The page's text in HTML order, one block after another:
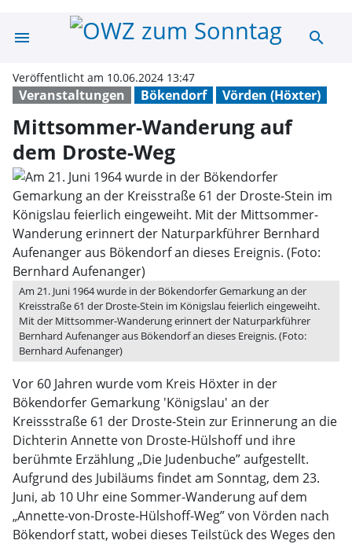
menu Mittsommer-
search
Veranstaltungen Bökendorf Vörden (Höxter)
Veröffentlicht am 10.06.2024 13:47
Mittsommer-Wanderung auf
dem Droste-Weg
Am 21. Juni 1964 wurde in der Bökendorfer Gemarkung an der
Kreisstraße 61 der Droste-Stein im Königslau feierlich eingeweiht.
Mit der Mittsommer-Wanderung erinnert der Naturparkführer
Bernhard Aufenanger aus Bökendorf an dieses Ereignis. (Foto:
Bernhard Aufenanger)
Vor 60 Jahren wurde vom Kreis Höxter in der
Bökendorfer Gemarkung 'Königslau' an der
Kreissstraße 61 der Droste-Stein zur Erinnerung an die
Dichterin Annette von Droste-Hülshoff und ihre
berühmte Erzählung „Die Judenbuche” aufgestellt.
Aufgrund des Jubiläums findet am Sonntag, dem 23.
Juni, ab 10 Uhr eine Sommer-Wanderung auf dem
„Annette-von-Droste-Hülshoff-Weg” von Vörden nach
Bökendorf statt, wobei dieses Teilstück des Weges den